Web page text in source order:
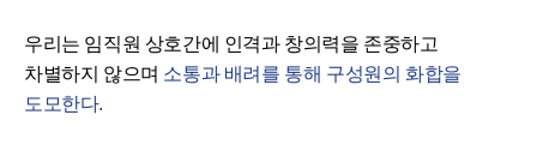
우리는 임직원 상호간에 인격과 창의력을 존중하고
차별하지 않으며 소통과 배려를 통해 구성원의 화합을
도모한다.